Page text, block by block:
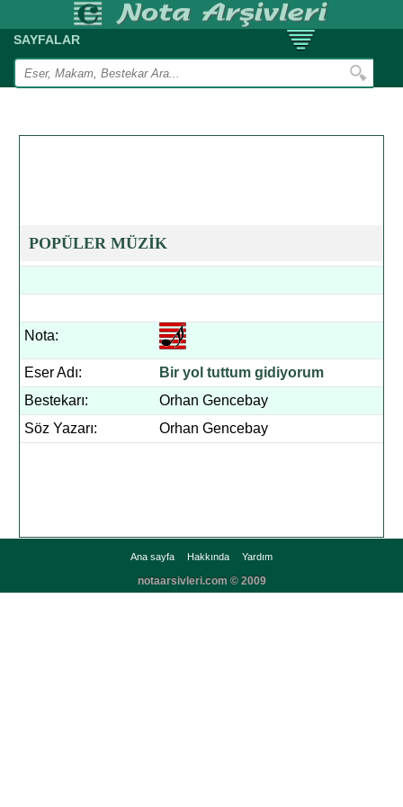
SAYFALAR
POPÜLER MÜZİK
Nota:
Eser Adı:
Bir yol tuttum gidiyorum
Bestekarı:
Orhan Gencebay
Söz Yazarı:
Orhan Gencebay
Ana sayfa Hakkında Yardım
notaarsivleri.com © 2009